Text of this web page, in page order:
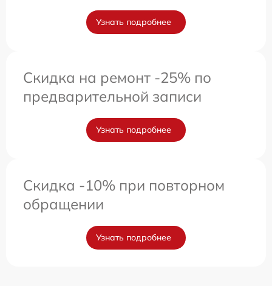
Узнать подробнее
Скидка на ремонт -25% по
предварительной записи
Узнать подробнее
Скидка -10% при повторном
обращении
Узнать подробнее